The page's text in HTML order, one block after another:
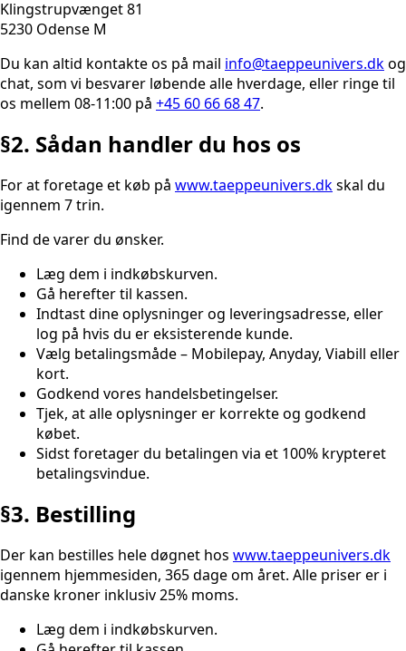
Klingstrupvænget 81
5230 Odense M
Du kan altid kontakte os på mail info@taeppeunivers.dkog
chat, som vi besvarer løbende alle hverdage, eller ringe til
os mellem 08-11:00 på +45 60 66 68 47.
§2. Sådan handler du hos os
For at foretage et køb på www.taeppeunivers.dkskal du
igennem 7 trin.
Find de varer du ønsker.
Læg dem i indkøbskurven.
Gå herefter til kassen.
Indtast dine oplysninger og leveringsadresse, eller
log på hvis du er eksisterende kunde.
Vælg betalingsmåde – Mobilepay, Anyday, Viabill eller
kort.
Godkend vores handelsbetingelser.
Tjek, at alle oplysninger er korrekte og godkend
købet.
Sidst foretager du betalingen via et 100% krypteret
betalingsvindue.
§3. Bestilling
Der kan bestilles hele døgnet hos www.taeppeunivers.dk
igennem hjemmesiden, 365 dage om året. Alle priser er i
danske kroner inklusiv 25% moms.
Læg dem i indkøbskurven.